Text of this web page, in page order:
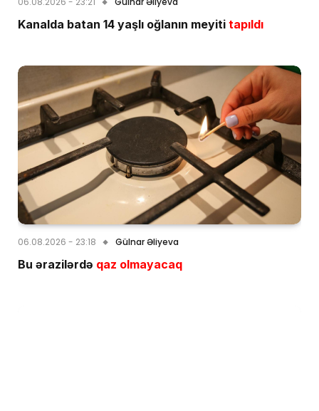
Kanalda batan 14 yaşlı oğlanın meyiti tapıldı
06.08.2026 - 23:18 Gülnar Əliyeva
Bu ərazilərdə qaz olmayacaq